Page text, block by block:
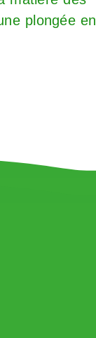
plongée en